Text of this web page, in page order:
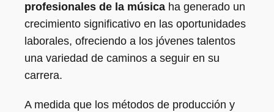
profesionales de la música ha generado un
crecimiento significativo en las oportunidades
laborales, ofreciendo a los jóvenes talentos
una variedad de caminos a seguir en su
carrera.
A medida que los métodos de producción y